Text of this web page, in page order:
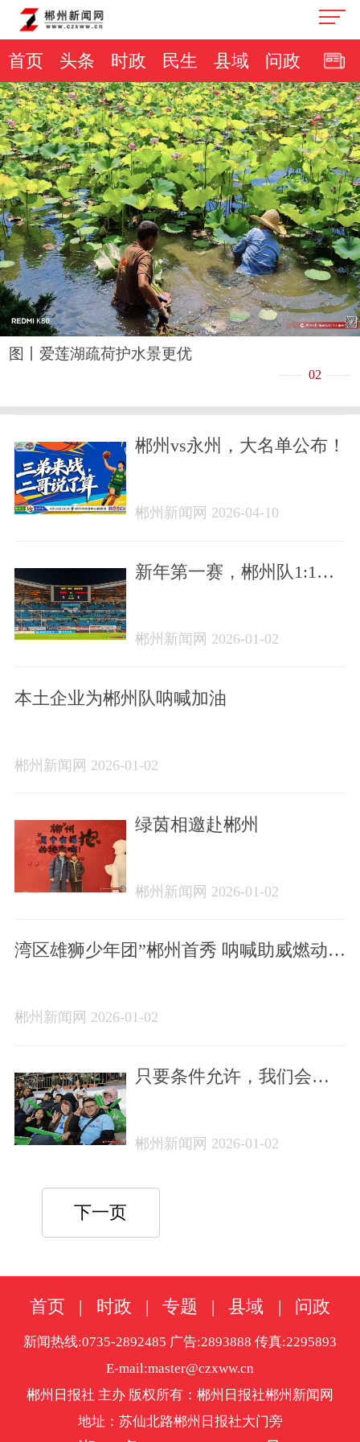
首页 头条 时政 民生 县域 问政
图丨爱莲湖疏荷护水景更优
02
郴州vs永州，大名单公布！
郴州新闻网 2026-04-10
新年第一赛，郴州队1:1战
郴州新闻网 2026-01-02
本土企业为郴州队呐喊加油
郴州新闻网 2026-01-02
绿茵相邀赴郴州
郴州新闻网 2026-01-02
湾区雄狮少年团”郴州首秀 呐喊助威燃动绿
郴州新闻网 2026-01-02
只要条件允许，我们会尽
郴州新闻网 2026-01-02
下一页
首页 | 时政 | 专题 | 县域 | 问政
新闻热线:0735-2892485 广告:2893888 传真:2295893
E-mail:master@czxww.cn
郴州日报社 主办 版权所有：郴州日报社郴州新闻网
地址：苏仙北路郴州日报社大门旁